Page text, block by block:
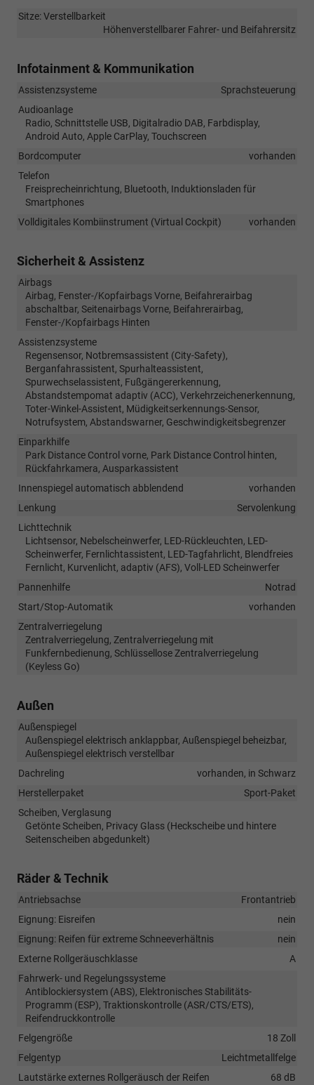
Sitze: Verstellbarkeit
Höhenverstellbarer Fahrer- und Beifahrersitz
Infotainment & Kommunikation
Assistenzsysteme
Sprachsteuerung
Audioanlage
Radio, Schnittstelle USB, Digitalradio DAB, Farbdisplay,
Android Auto, Apple CarPlay, Touchscreen
Bordcomputer
vorhanden
Telefon
Freisprecheinrichtung, Bluetooth, Induktionsladen für
Smartphones
Volldigitales Kombiinstrument (Virtual Cockpit)
vorhanden
Sicherheit & Assistenz
Airbags
Airbag, Fenster-/Kopfairbags Vorne, Beifahrerairbag
abschaltbar, Seitenairbags Vorne, Beifahrerairbag,
Fenster-/Kopfairbags Hinten
Assistenzsysteme
Regensensor, Notbremsassistent (City-Safety),
Berganfahrassistent, Spurhalteassistent,
Spurwechselassistent, Fußgängererkennung,
Abstandstempomat adaptiv (ACC), Verkehrzeichenerkennung,
Toter-Winkel-Assistent, Müdigkeitserkennungs-Sensor,
Notrufsystem, Abstandswarner, Geschwindigkeitsbegrenzer
Einparkhilfe
Park Distance Control vorne, Park Distance Control hinten,
Rückfahrkamera, Ausparkassistent
Innenspiegel automatisch abblendend
vorhanden
Lenkung
Servolenkung
Lichttechnik
Lichtsensor, Nebelscheinwerfer, LED-Rückleuchten, LED-
Scheinwerfer, Fernlichtassistent, LED-Tagfahrlicht, Blendfreies
Fernlicht, Kurvenlicht, adaptiv (AFS), Voll-LED Scheinwerfer
Pannenhilfe
Notrad
Start/Stop-Automatik
vorhanden
Zentralverriegelung
Zentralverriegelung, Zentralverriegelung mit
Funkfernbedienung, Schlüssellose Zentralverriegelung
(Keyless Go)
Außen
Außenspiegel
Außenspiegel elektrisch anklappbar, Außenspiegel beheizbar,
Außenspiegel elektrisch verstellbar
Dachreling
vorhanden, in Schwarz
Herstellerpaket
Sport-Paket
Scheiben, Verglasung
Getönte Scheiben, Privacy Glass (Heckscheibe und hintere
Seitenscheiben abgedunkelt)
Räder & Technik
Antriebsachse
Frontantrieb
Eignung: Eisreifen
nein
Eignung: Reifen für extreme Schneeverhältnis
nein
Externe Rollgeräuschklasse
A
Fahrwerk- und Regelungssysteme
Antiblockiersystem (ABS), Elektronisches Stabilitäts-
Programm (ESP), Traktionskontrolle (ASR/CTS/ETS),
Reifendruckkontrolle
Felgengröße
18 Zoll
Felgentyp
Leichtmetallfelge
Lautstärke externes Rollgeräusch der Reifen
68 dB